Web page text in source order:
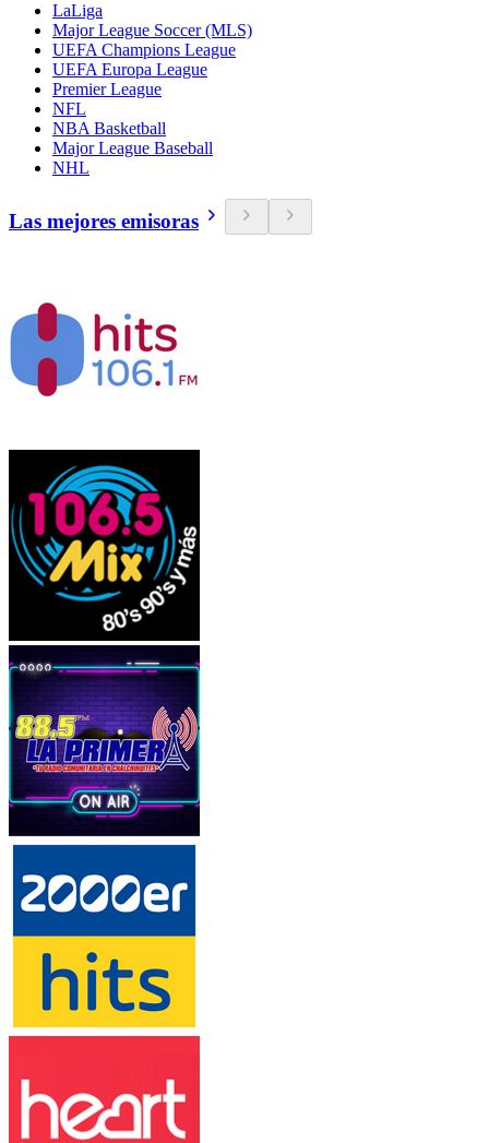
LaLiga
Major League Soccer (MLS)
UEFA Champions League
UEFA Europa League
Premier League
NFL
NBA Basketball
Major League Baseball
NHL
Las mejores emisoras